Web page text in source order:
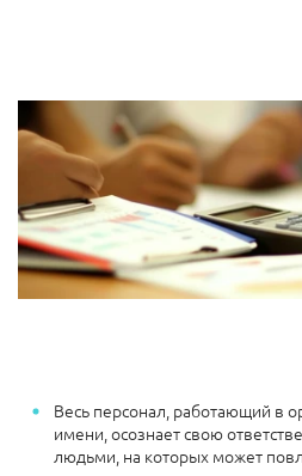
Весь персонал, работающий в
имени, осознает свою
людьми, на которых может